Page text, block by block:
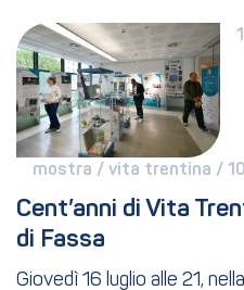
mostra / vita trentina /
Cent’anni di Vita
di Fassa
Giovedì 16 luglio alle 21,